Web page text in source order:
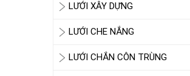
LƯỚI XÂY DỰNG
LƯỚI CHE NẮNG
LƯỚI CHẮN CÔN TRÙNG